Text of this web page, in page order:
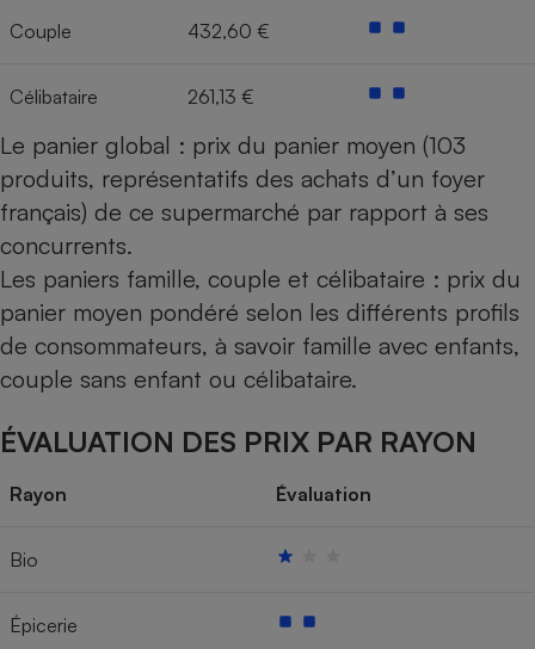
Couple 432,60 €
Célibataire 261,13 €
Le panier global : prix du panier moyen (103
produits, représentatifs des achats d’un foyer
français) de ce supermarché par rapport à ses
concurrents.
Les paniers famille, couple et célibataire : prix du
panier moyen pondéré selon les différents profils
de consommateurs, à savoir famille avec enfants,
couple sans enfant ou célibataire.
ÉVALUATION DES PRIX PAR RAYON
Rayon Évaluation
Bio
Épicerie